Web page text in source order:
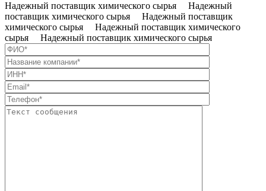
Надежный поставщик химического сырья Надежный
поставщик химического сырья Надежный поставщик
химического сырья Надежный поставщик химического
сырья Надежный поставщик химического сырья